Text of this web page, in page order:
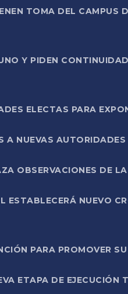
TOMA DEL CAMPUS
Y PIDEN
ELECTAS PARA
A NUEVAS
OBSERVACIONES DE
ESTABLECERÁ NUEVO
PARA PROMOVER
ETAPA DE